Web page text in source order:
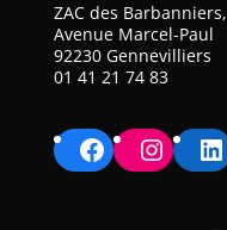
ZAC des Barbanniers,
Avenue Marcel-Paul
92230 Gennevilliers
01 41 21 74 83
Facebook Instagram LinkedIn